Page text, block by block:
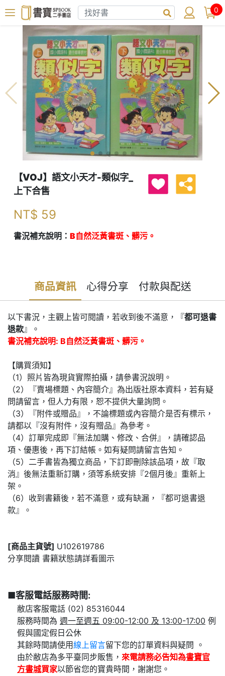
0
【VOJ】語文小天才-類似字_
上下合售
NT$ 59
書況補充說明： B自然泛黃書斑、髒污。
商品資訊 心得分享 付款與配送
以下書況，主觀上皆可閱讀，若收到後不滿意，『都可退書
退款』。
書況補充說明: B自然泛黃書斑、髒污。
【購買須知】
（1）照片皆為現貨實際拍攝，請參書況說明。
（2）『賣場標題、內容簡介』為出版社原本資料，若有疑
問請留言，但人力有限，恕不提供大量詢問。
（3）『附件或贈品』，不論標題或內容簡介是否有標示，
請都以『沒有附件，沒有贈品』為參考。
（4）訂單完成即『無法加購、修改、合併』，請確認品
項、優惠後，再下訂結帳。如有疑問請留言告知。
（5）二手書皆為獨立商品，下訂即刪除該品項，故『取
消』後無法重新訂購，須等系統安排『2個月後』重新上
架。
（6）收到書籍後，若不滿意，或有缺漏，『都可退書退
款』。
[商品主貨號] U102619786
分享閱讀 書籍狀態請詳看圖示
■客服電話服務時間:
敝店客服電話 (02) 85316044
服務時間為 週一至週五 09:00-12:00 及 13:00-17:00 例
假與國定假日公休
其餘時間請使用線上留言
留下您的訂單資料與疑問 。
由於敝店為多平臺同步販售， 來電請務必告知為書寶官
方書城買家以節省您的寶貴時間，謝謝您。